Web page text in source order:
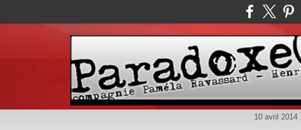
10 avril 2014